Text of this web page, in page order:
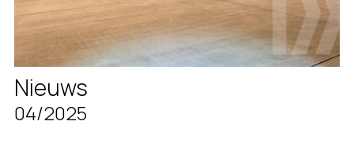
Nieuws
04/2025